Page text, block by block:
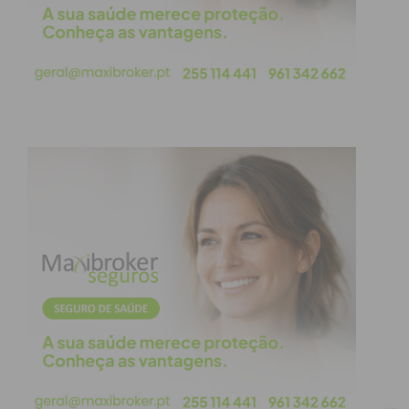
vínculo contratual com a formação pacense
— pela qual realizou 32 jogos na última
época — e vai protagonizar um regresso
Tiago Ferreira completou toda a sua
formação no FC Porto, de onde saiu em
2014 com o estatuto de promessa, mas sem
somar minutos na equipa principal. Seguiu-
se uma longa rota internacional por clubes
como o Zulte Waregem (Bélgica),
Universitatea Craiova (Roménia), MTK
(Hungria), Tractor (Irão) e Kukesi (Albânia),
além de uma passagem pelo União da